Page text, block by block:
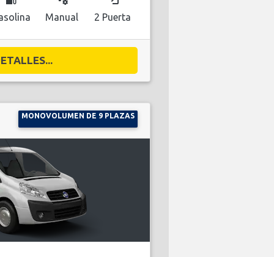
Manual 2 Puerta
MONOVOLUMEN DE 9 PLAZAS